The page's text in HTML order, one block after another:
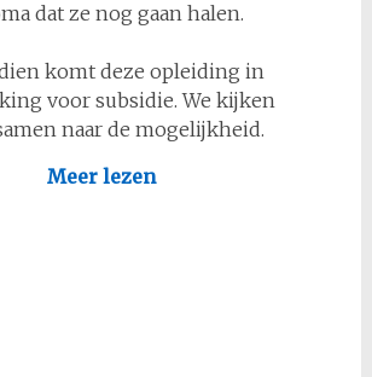
dat ze nog gaan halen.
komt deze opleiding in
voor subsidie. We kijken
naar de mogelijkheid.
Meer lezen